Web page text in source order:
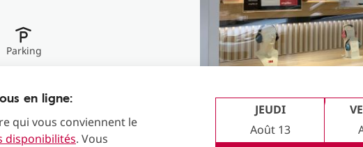
Parking
en ligne:
qui vous conviennent le
disponibilités. Vous
JEUDI
Août 13